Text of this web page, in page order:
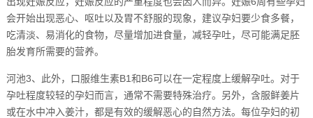
会开始出现恶心、呕吐以及胃不舒服的现象，建议孕妇要少食多餐，
吃清淡、易消化的食物，尽量增加进食量，减轻孕吐，尽可能满足胚
胎发育所需要的营养。
河池3、此外，口服维生素B1和B6可以在一定程度上缓解孕吐。对于
孕吐程度较轻的孕妇而言，通常不需要特殊治疗。另外，含服鲜姜片
或在水中冲入姜汁，都是有效的缓解恶心的自然方法。每位孕妇的初